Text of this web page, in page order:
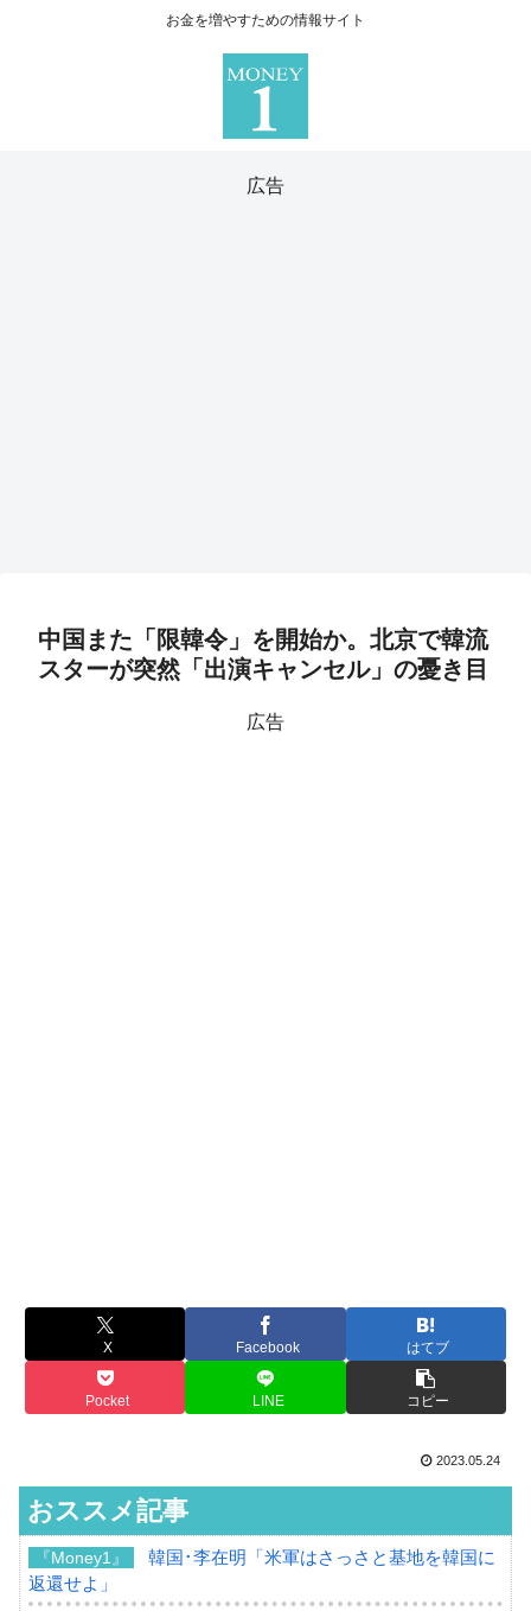
お金を増やすための情報サイト
広告
中国また「限韓令」を開始か。北京で韓流
スターが突然「出演キャンセル」の憂き目
広告
X Facebook はてブ
Pocket LINE コピー
2023.05.24
おススメ記事
『Money1』
韓国･李在明「米軍はさっさと基地を韓国に
返還せよ」